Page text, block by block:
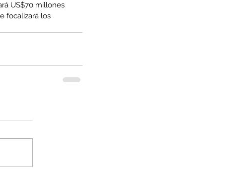
Carlos
Vega Rivera
US$70 millones
focalizará los